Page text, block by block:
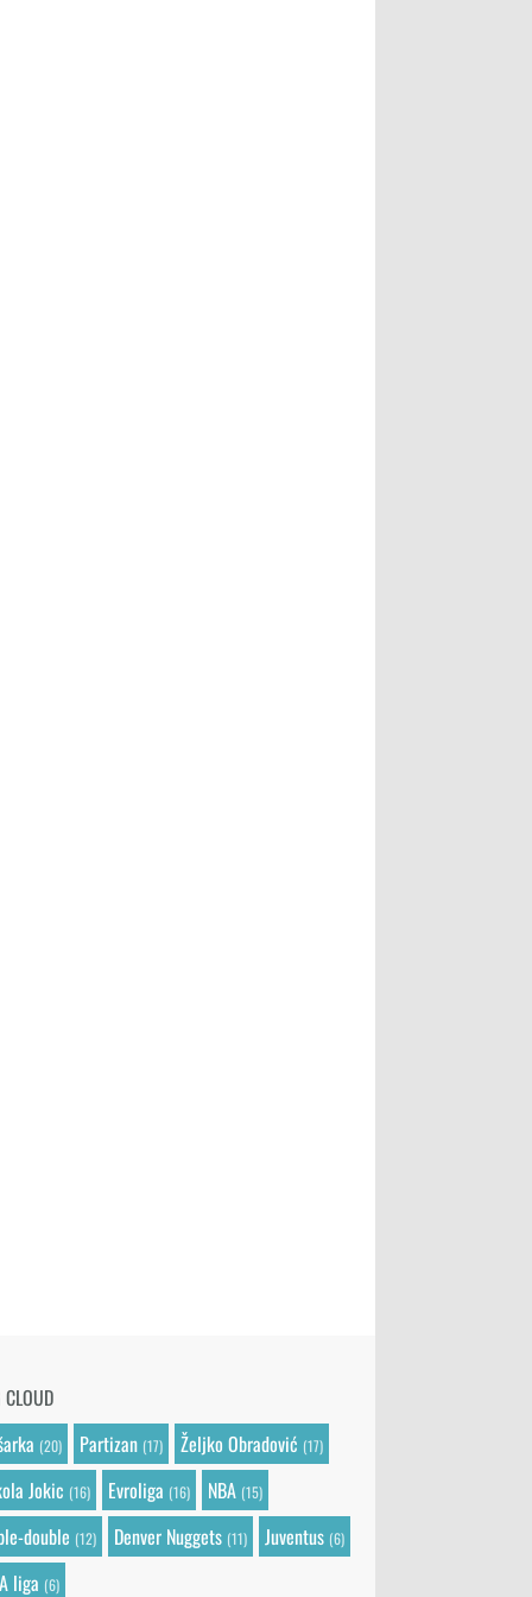
CLOUD
(20) Partizan (17) Željko Obradović (17)
Jokic (16) Evroliga (16) NBA (15)
double (12) Denver Nuggets (11) Juventus (6)
liga (6)